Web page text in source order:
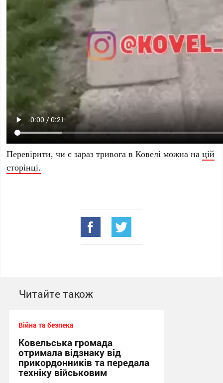
Перевірити, чи є зараз тривога в Ковелі можна націй
сторінці.
Читайте також
Війна та безпека
Ковельська громада
отримала відзнаку від
прикордонників та передала
техніку військовим